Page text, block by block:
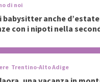
di noi
babysitter anche
con i nipoti nella
Trentino-Alto Adige